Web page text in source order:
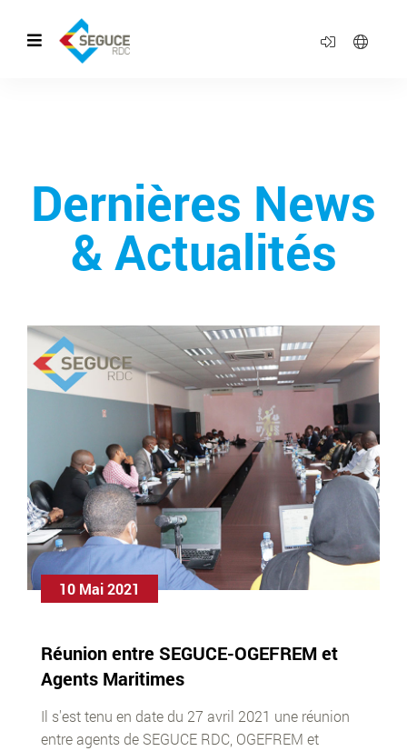
Dernières News
& Actualités
10 Mai 2021
Réunion entre SEGUCE-OGEFREM et
Agents Maritimes
Il s'est tenu en date du 27 avril 2021 une réunion
entre agents de SEGUCE RDC, OGEFREM et